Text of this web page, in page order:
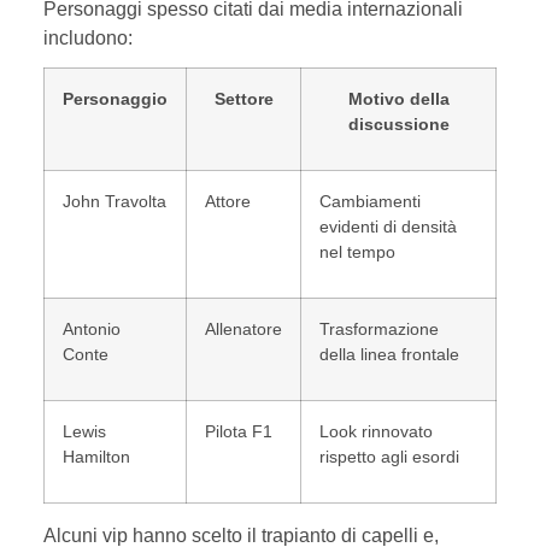
Personaggi spesso citati dai media internazionali
includono:
Personaggio Settore
Motivo della
discussione
John Travolta Attore
Cambiamenti
evidenti di densità
nel tempo
Antonio
Conte
Allenatore
Trasformazione
della linea frontale
Lewis
Hamilton
Pilota F1
Look rinnovato
rispetto agli esordi
Alcuni vip hanno scelto il trapianto di capelli e,